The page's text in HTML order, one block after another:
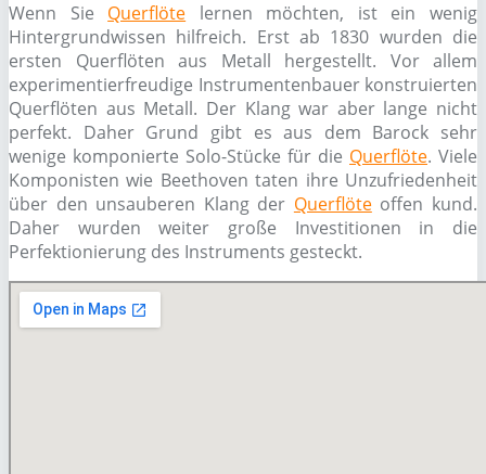
Wenn Sie Querflöte lernen möchten, ist ein wenig
Hintergrundwissen hilfreich. Erst ab 1830 wurden die
ersten Querflöten aus Metall hergestellt. Vor allem
experimentierfreudige Instrumentenbauer konstruierten
Querflöten aus Metall. Der Klang war aber lange nicht
perfekt. Daher Grund gibt es aus dem Barock sehr
wenige komponierte Solo-Stücke für die Querflöte. Viele
Komponisten wie Beethoven taten ihre Unzufriedenheit
über den unsauberen Klang der Querflöteoffen kund.
Daher wurden weiter große Investitionen in die
Perfektionierung des Instruments gesteckt.